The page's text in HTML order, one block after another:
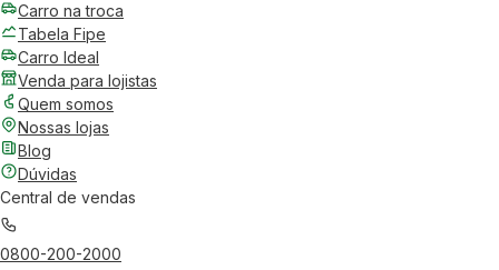
Carro na troca
Tabela Fipe
Carro Ideal
Venda para lojistas
Quem somos
Nossas lojas
Blog
Dúvidas
Central de vendas
0800-200-2000